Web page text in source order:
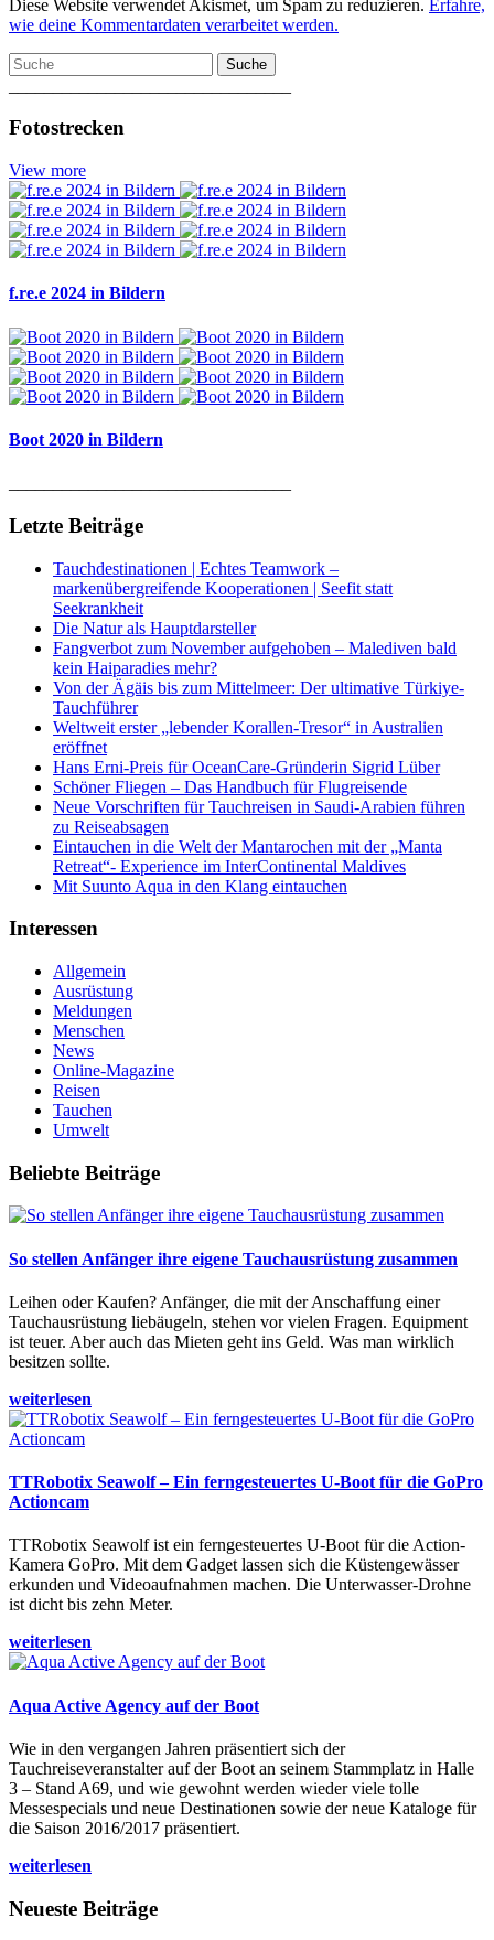
Diese Website verwendet Akismet, um Spam zu reduzieren. Erfahre,
wie deine Kommentardaten verarbeitet werden.
Suche
Fotostrecken
View more
f.re.e 2024 in Bildern
Boot 2020 in Bildern
Letzte Beiträge
Tauchdestinationen | Echtes Teamwork –
markenübergreifende Kooperationen | Seefit statt
Seekrankheit
Die Natur als Hauptdarsteller
Fangverbot zum November aufgehoben – Malediven bald
kein Haiparadies mehr?
Von der Ägäis bis zum Mittelmeer: Der ultimative Türkiye-
Tauchführer
Weltweit erster „lebender Korallen-Tresor“ in Australien
eröffnet
Hans Erni-Preis für OceanCare-Gründerin Sigrid Lüber
Schöner Fliegen – Das Handbuch für Flugreisende
Neue Vorschriften für Tauchreisen in Saudi-Arabien führen
zu Reiseabsagen
Eintauchen in die Welt der Mantarochen mit der „Manta
Retreat“- Experience im InterContinental Maldives
Mit Suunto Aqua in den Klang eintauchen
Interessen
Allgemein
Ausrüstung
Meldungen
Menschen
News
Online-Magazine
Reisen
Tauchen
Umwelt
Beliebte Beiträge
So stellen Anfänger ihre eigene Tauchausrüstung zusammen
Leihen oder Kaufen? Anfänger, die mit der Anschaffung einer
Tauchausrüstung liebäugeln, stehen vor vielen Fragen. Equipment
ist teuer. Aber auch das Mieten geht ins Geld. Was man wirklich
besitzen sollte.
weiterlesen
TTRobotix Seawolf – Ein ferngesteuertes U-Boot für die GoPro
Actioncam
TTRobotix Seawolf ist ein ferngesteuertes U-Boot für die Action-
Kamera GoPro. Mit dem Gadget lassen sich die Küstengewässer
erkunden und Videoaufnahmen machen. Die Unterwasser-Drohne
ist dicht bis zehn Meter.
weiterlesen
Aqua Active Agency auf der Boot
Wie in den vergangen Jahren präsentiert sich der
Tauchreiseveranstalter auf der Boot an seinem Stammplatz in Halle
3 – Stand A69, und wie gewohnt werden wieder viele tolle
Messespecials und neue Destinationen sowie der neue Kataloge für
die Saison 2016/2017 präsentiert.
weiterlesen
Neueste Beiträge